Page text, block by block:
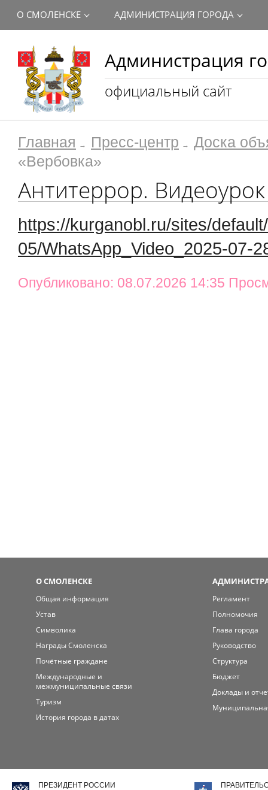
Администрация
официальный сайт
О СМОЛЕНСКЕ АДМИНИСТРАЦИЯ ГОРОДА
Главная Пресс-центр
Доска
«Вербовка»
Антитеррор.
https://kurganobl.ru/sites/
05/WhatsApp_Video_2025-07-
Опубликовано: 08.07.2026 14:35
О СМОЛЕНСКЕ
Общая информация
Устав
Символика
Награды Смоленска
Почётные граждане
Международные и
межмуниципальные связи
Туризм
История города в датах
Регламент
Полномочия
Глава города
Руководство
Структура
Бюджет
Доклады и
ПРЕЗИДЕНТ РОССИИ